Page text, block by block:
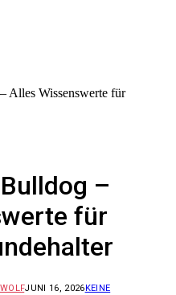
Alles Wissenswerte für
–
für
JUNI 16, 2026 KEINE